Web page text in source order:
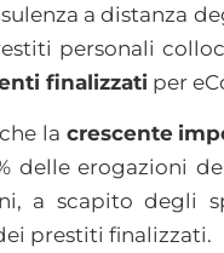
a distanza
personali
finalizzati per
la crescente
delle erogazioni
a scapito degli
prestiti finalizzati.